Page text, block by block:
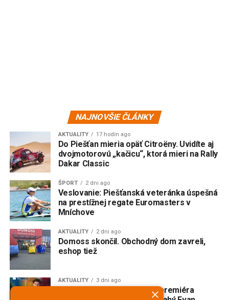
NAJNOVŠIE ČLÁNKY
AKTUALITY 17 hodín ago
Do Piešťan mieria opäť Citroëny. Uvidíte aj
dvojmotorovú „kačicu“, ktorá mieri na Rally
Dakar Classic
ŠPORT 2 dni ago
Veslovanie: Piešťanská veteránka úspešná
na prestížnej regate Euromasters v
Mníchove
AKTUALITY 2 dni ago
Domoss skončil. Obchodný dom zavreli,
eshop tiež
AKTUALITY 3 dni ago
V Trnave vzniká slovenská premiéra
×